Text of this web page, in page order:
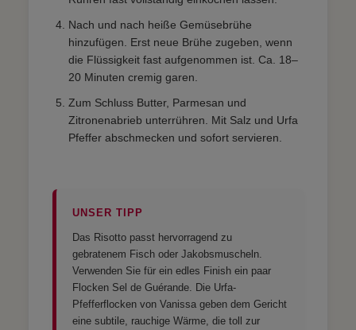
Nach und nach heiße Gemüsebrühe
hinzufügen. Erst neue Brühe zugeben, wenn
die Flüssigkeit fast aufgenommen ist. Ca. 18–
20 Minuten cremig garen.
Zum Schluss Butter, Parmesan und
Zitronenabrieb unterrühren. Mit Salz und Urfa
Pfeffer abschmecken und sofort servieren.
UNSER TIPP
Das Risotto passt hervorragend zu
gebratenem Fisch oder Jakobsmuscheln.
Verwenden Sie für ein edles Finish ein paar
Flocken Sel de Guérande. Die Urfa-
Pfefferflocken von Vanissa geben dem Gericht
eine subtile, rauchige Wärme, die toll zur